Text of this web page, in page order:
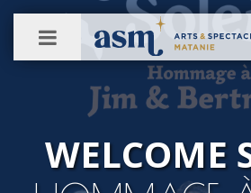
Arts & Spectacles Matanie
WELCOME